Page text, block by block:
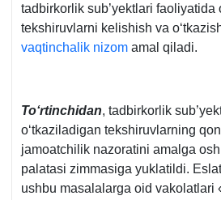
tadbirkorlik sub’yektlari faoliyatida
tekshiruvlarni kelishish va
vaqtinchalik nizom amal qiladi.
Toʻrtinchidan, tadbirkorlik
oʻtkaziladigan tekshiruvlarning
jamoatchilik nazoratini amalga
palatasi zimmasiga yuklatildi.
ushbu masalalarga oid vakolatlari